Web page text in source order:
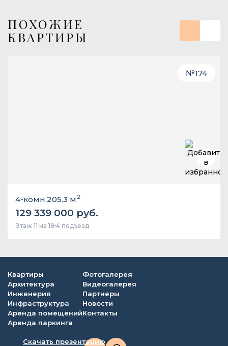
ПОХОЖИЕ
КВАРТИРЫ
№174
4-комн.205.3 м 2
129 339 000 руб.
Этаж 11 из 18 4 подъезд
Квартиры
Архитектура
Инженерия
Инфраструктура
Аренда помещений
Аренда паркинга
Фотогалерея
Видеогалерея
Партнеры
Новости
Контакты
Скачать презентацию